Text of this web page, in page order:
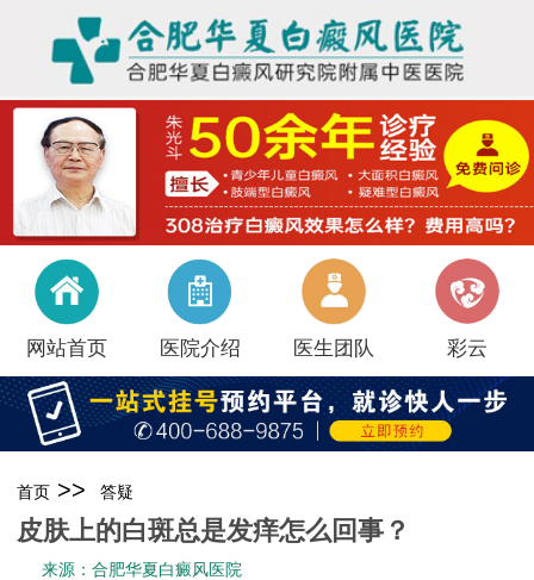
网站首页 医院介绍 医生团队 彩云
首页 >> 答疑
皮肤上的白斑总是发痒怎么回事？
来源： 合肥华夏白癜风医院